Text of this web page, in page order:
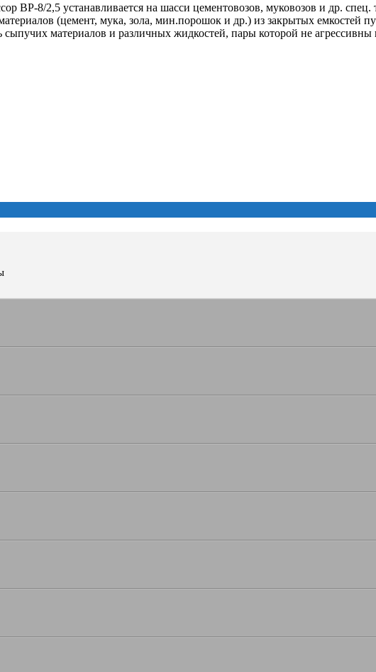
ВР-8/2,5 устанавливается на шасси цементовозов, муковозов и др.
(цемент, мука, зола, мин.порошок и др.) из закрытых емкостей
сыпучих материалов и различных жидкостей, пары которой не агрессивны